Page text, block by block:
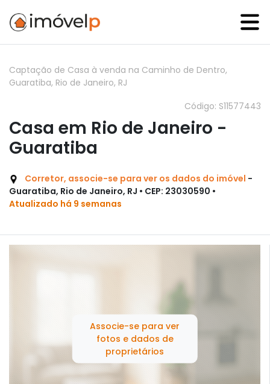
Captação de Casa à venda na Caminho de Dentro,
Guaratiba, Rio de Janeiro, RJ
Código: S11577443
Casa em Rio de Janeiro -
Guaratiba
Corretor, associe-se para ver os dados do imóvel -
Guaratiba, Rio de Janeiro, RJ • CEP: 23030590 •
Atualizado há 9 semanas
Associe-se para ver
fotos e dados de
proprietários